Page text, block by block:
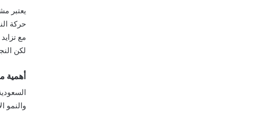
يعتبر
حركة
مع
لكن
أهمية
والنمو